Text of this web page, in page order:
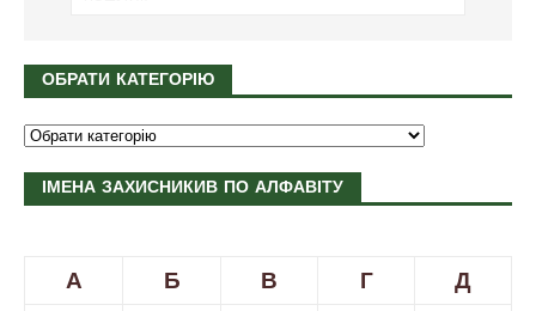
ОБРАТИ КАТЕГОРІЮ
ІМЕНА ЗАХИСНИКИВ ПО АЛФАВІТУ
А Б В Г
Д